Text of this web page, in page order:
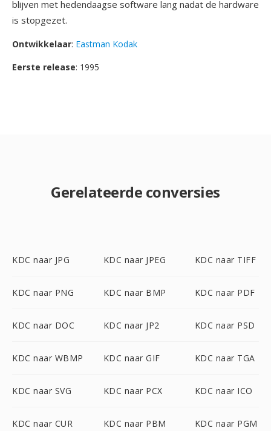
blijven met hedendaagse software lang nadat de hardware
is stopgezet.
Ontwikkelaar: Eastman Kodak
Eerste release: 1995
Gerelateerde conversies
KDC naar JPG KDC naar JPEG KDC naar TIFF
KDC naar PNG KDC naar BMP KDC naar PDF
KDC naar DOC KDC naar JP2 KDC naar PSD
KDC naar WBMP KDC naar GIF KDC naar TGA
KDC naar SVG KDC naar PCX KDC naar ICO
KDC naar CUR KDC naar PBM KDC naar PGM